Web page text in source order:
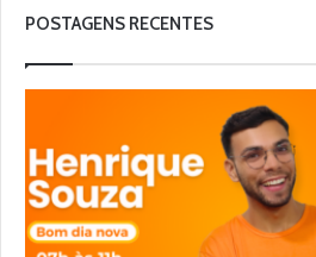
POSTAGENS RECENTES